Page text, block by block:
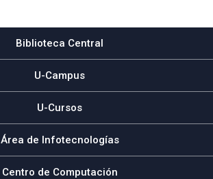
Biblioteca Central
U-Campus
U-Cursos
Área de Infotecnologías
Centro de Computación